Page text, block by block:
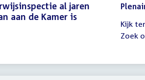
al jaren
aan de Kamer is
Kijk
Zoek